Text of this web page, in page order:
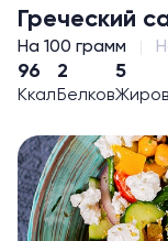
Греческий
На 100 грамм
96
Ккал
2
Белков
5
Жиров